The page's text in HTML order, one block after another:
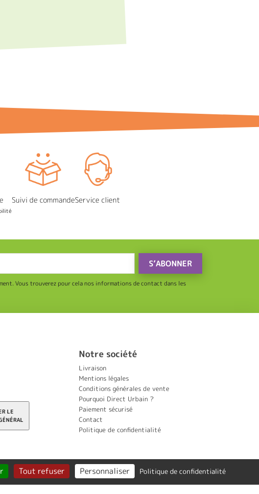
Suivi de commandeService client
Vous trouverez pour cela nos informations de contact dans les
LE
Notre société
Livraison
Mentions légales
Conditions générales de vente
Pourquoi Direct Urbain ?
Paiement sécurisé
Contact
Politique de confidentialité
Tout refuser Personnaliser Politique de confidentialité